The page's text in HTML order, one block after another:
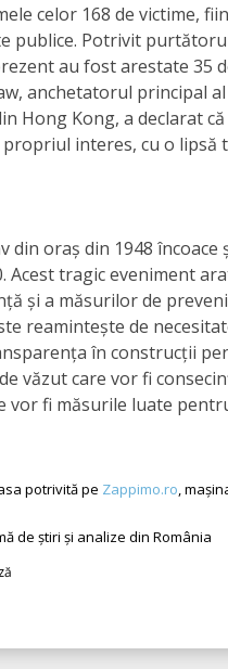
celor 168 de victime,
publice. Potrivit
au fost arestate 35
anchetatorul principal
Hong Kong, a declarat
interes, cu o lipsă
oraș din 1948 încoace
Acest tragic eveniment
și a măsurilor de
reamintește de
în construcții
văzut care vor fi
vor fi măsurile luate
potrivită pe Zappimo.ro ,
de știri și analize din România